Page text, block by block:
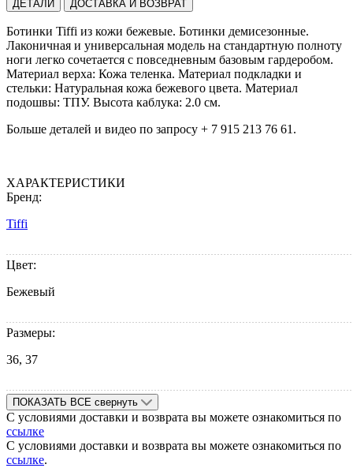
ДЕТАЛИ ДОСТАВКА И ВОЗВРАТ
Ботинки Tiffi из кожи бежевые. Ботинки демисезонные.
Лаконичная и универсальная модель на стандартную полноту
ноги легко сочетается с повседневным базовым гардеробом.
Материал верха: Кожа теленка. Материал подкладки и
стельки: Натуральная кожа бежевого цвета. Материал
подошвы: ТПУ. Высота каблука: 2.0 см.
Больше деталей и видео по запросу + 7 915 213 76 61.
ХАРАКТЕРИСТИКИ
Бренд:
Tiffi
Цвет:
Бежевый
Размеры:
36, 37
ПОКАЗАТЬ ВСЕ свернуть
С условиями доставки и возврата вы можете ознакомиться по
ссылке
С условиями доставки и возврата вы можете ознакомиться по
ссылке.